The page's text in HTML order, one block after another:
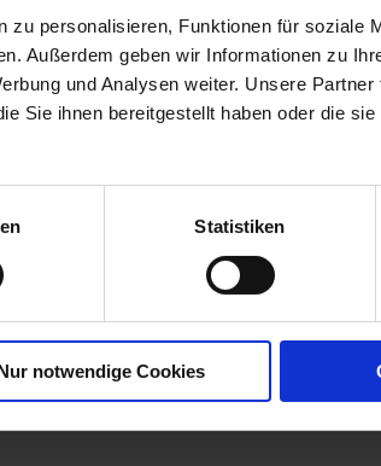
zu personalisieren, Funktionen für soziale
Außerdem geben wir Informationen zu
und Analysen weiter. Unsere
Sie ihnen bereitgestellt haben oder die
Statistiken
notwendige Cookies
NB6641-DAS MITTEL WIRD BIS ZU
DER HÖCHSTEN DURCH DIE
ZULASSUNG FESTGELEGTEN
AUFWANDMENGE ODER